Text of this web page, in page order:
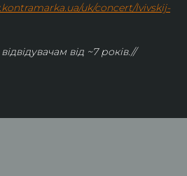
uk/concert/lvivskij-
від ~7 років.//